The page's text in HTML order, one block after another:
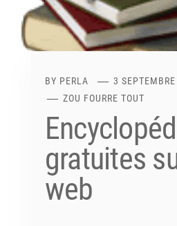
BY PERLA
3
ZOU FOURRE TOUT
gratuites
web